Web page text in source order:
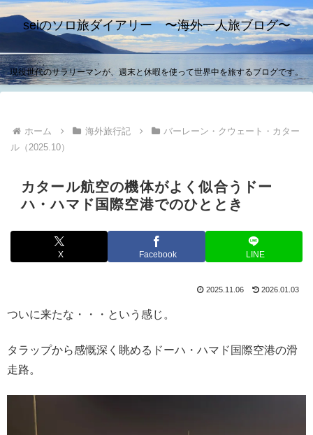
seiのソロ旅ダイアリー 〜海外一人旅ブログ〜
現役世代のサラリーマンが、週末と休暇を使って世界中を旅するブログです。
ホーム 海外旅行記
バーレーン・クウェート・カター
ル（2025.10）
カタール航空の機体がよく似合うドー
ハ・ハマド国際空港でのひととき
X Facebook LINE
2025.11.06 2026.01.03
ついに来たな・・・という感じ。
タラップから感慨深く眺めるドーハ・ハマド国際空港の滑
走路。